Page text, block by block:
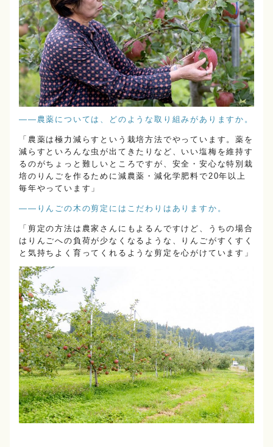
――農薬については、どのような取り組みがありますか。
「農薬は極力減らすという栽培方法でやっています。薬を
減らすといろんな虫が出てきたりなど、いい塩梅を維持す
るのがちょっと難しいところですが、安全・安心な特別栽
培のりんごを作るために減農薬・減化学肥料で20年以上
毎年やっています」
――りんごの木の剪定にはこだわりはありますか。
「剪定の方法は農家さんにもよるんですけど、うちの場合
はりんごへの負荷が少なくなるような、りんごがすくすく
と気持ちよく育ってくれるような剪定を心がけています」